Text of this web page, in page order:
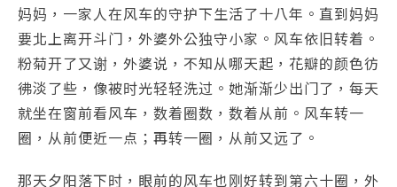
妈妈，一家人在风车的守护下生活了十八年。直到妈妈
要北上离开斗门，外婆外公独守小家。风车依旧转着。
粉菊开了又谢，外婆说，不知从哪天起，花瓣的颜色彷
彿淡了些，像被时光轻轻洗过。她渐渐少出门了，每天
就坐在窗前看风车，数着圈数，数着从前。风车转一
圈，从前便近一点；再转一圈，从前又远了。
那天夕阳落下时，眼前的风车也刚好转到第六十圈，外